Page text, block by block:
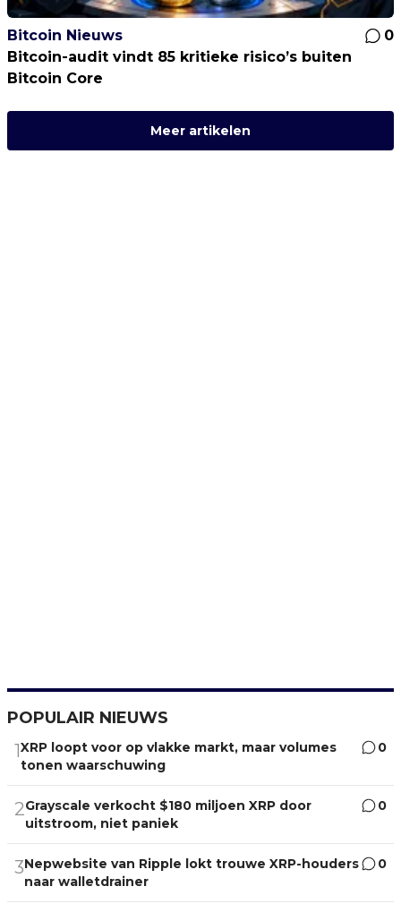
Bitcoin Nieuws
0
Bitcoin-audit vindt 85 kritieke risico’s buiten
Bitcoin Core
Meer artikelen
POPULAIR NIEUWS
1XRP loopt voor op vlakke markt, maar volumes
tonen waarschuwing
0
2Grayscale verkocht $180 miljoen XRP door
uitstroom, niet paniek
0
3Nepwebsite van Ripple lokt trouwe XRP-houders
naar walletdrainer
0